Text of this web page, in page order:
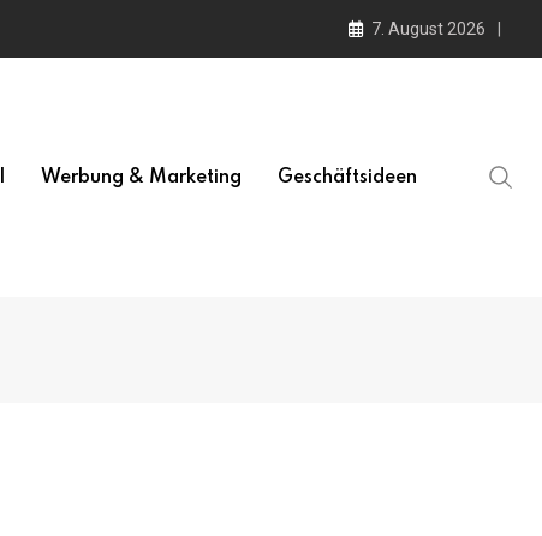
7. August 2026
Werbung & Marketing Geschäftsideen